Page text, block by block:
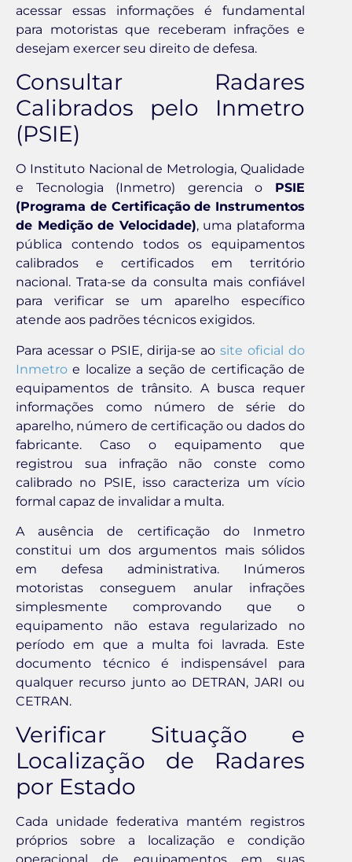
acessar essas informações é fundamental
para motoristas que receberam infrações e
desejam exercer seu direito de defesa.
Consultar Radares
Calibrados pelo Inmetro
(PSIE)
O Instituto Nacional de Metrologia, Qualidade
e Tecnologia (Inmetro) gerencia o PSIE
(Programa de Certificação de Instrumentos
de Medição de Velocidade), uma plataforma
pública contendo todos os equipamentos
calibrados e certificados em território
nacional. Trata-se da consulta mais confiável
para verificar se um aparelho específico
atende aos padrões técnicos exigidos.
Para acessar o PSIE, dirija-se ao site oficial do
Inmetro e localize a seção de certificação de
equipamentos de trânsito. A busca requer
informações como número de série do
aparelho, número de certificação ou dados do
fabricante. Caso o equipamento que
registrou sua infração não conste como
calibrado no PSIE, isso caracteriza um vício
formal capaz de invalidar a multa.
A ausência de certificação do Inmetro
constitui um dos argumentos mais sólidos
em defesa administrativa. Inúmeros
motoristas conseguem anular infrações
simplesmente comprovando que o
equipamento não estava regularizado no
período em que a multa foi lavrada. Este
documento técnico é indispensável para
qualquer recurso junto ao DETRAN, JARI ou
CETRAN.
Verificar Situação e
Localização de Radares
por Estado
Cada unidade federativa mantém registros
próprios sobre a localização e condição